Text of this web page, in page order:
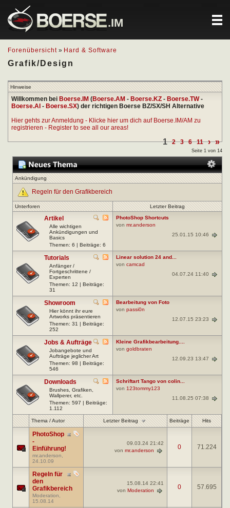
.IM
Forenübersicht » Hard & Software
Grafik/Design
Hinweise
Willkommen bei Boerse.IM (Boerse.AM - Boerse.KZ - Boerse.TW-
Boerse.AI - Boerse.SX) der richtigen Boerse BZ/SX/SH Alternative
Hier gehts zur Anmeldung - Klicke hier um dich auf Boerse.IM/AM zu
registrieren - Register to see all our areas!
1 2 3 6 11 › »
Seite 1 von 14
Ankündigung
Regeln für den Grafikbereich
Unterforen Letzter Beitrag
Artikel
Alle wichtigen
Ankündigungen und
Basics
Themen: 6 | Beiträge: 6
PhotoShop Shortcuts
von mr.anderson
25.01.15 10:46
Tutorials
Anfänger /
Fortgeschrittene /
Experten
Themen: 12 | Beiträge:
31
Linear solution 24 and...
von camcad
04.07.24 11:40
Showroom
Hier könnt ihr eure
Artworks präsentieren
Themen: 31 | Beiträge:
252
Bearbeitung von Foto
von passi0n
12.07.15 23:23
Jobs & Aufträge
Jobangebote und
Aufträge jeglicher Art
Themen: 98 | Beiträge:
546
Kleine Grafikbearbeitung....
von goldbraten
12.09.23 13:47
Downloads
Brushes, Grafiken,
Wallperer, etc.
Themen: 597 | Beiträge:
1.112
Schriftart Tango von colin...
von 123tommy123
11.08.25 07:38
Thema/Autor Letzter Beitrag Beiträge Hits
PhotoShop
-
Einführung!
mr.anderson
24.10.09
09.03.24 21:42
von mr.anderson 0 71.224
Regeln für
den
Grafikbereich
Moderation
15.08.14
15.08.14 22:41
von Moderation 0 57.695